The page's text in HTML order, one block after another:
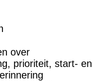
over
prioriteit, start-